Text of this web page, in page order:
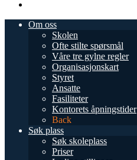
Om oss
Skolen
Ofte stilte spørsmål
Våre tre gylne regler
Organisasjonskart
Styret
Ansatte
Fasiliteter
Kontorets åpningstider
Back
Søk plass
Søk skoleplass
Priser